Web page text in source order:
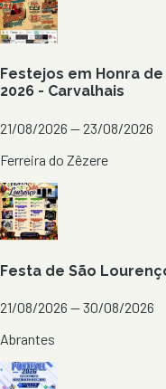
Festejos em Honra
2026 - Carvalhais
21/08/2026 — 23/08/2026
Ferreira do Zêzere
Festa de São
21/08/2026 — 30/08/2026
Abrantes